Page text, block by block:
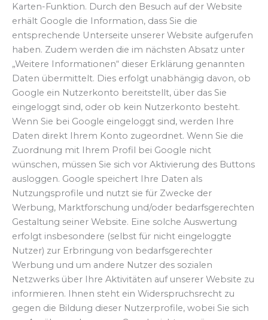
Karten-Funktion. Durch den Besuch auf der Website
erhält Google die Information, dass Sie die
entsprechende Unterseite unserer Website aufgerufen
haben. Zudem werden die im nächsten Absatz unter
„Weitere Informationen“ dieser Erklärung genannten
Daten übermittelt. Dies erfolgt unabhängig davon, ob
Google ein Nutzerkonto bereitstellt, über das Sie
eingeloggt sind, oder ob kein Nutzerkonto besteht.
Wenn Sie bei Google eingeloggt sind, werden Ihre
Daten direkt Ihrem Konto zugeordnet. Wenn Sie die
Zuordnung mit Ihrem Profil bei Google nicht
wünschen, müssen Sie sich vor Aktivierung des Buttons
ausloggen. Google speichert Ihre Daten als
Nutzungsprofile und nutzt sie für Zwecke der
Werbung, Marktforschung und/oder bedarfsgerechten
Gestaltung seiner Website. Eine solche Auswertung
erfolgt insbesondere (selbst für nicht eingeloggte
Nutzer) zur Erbringung von bedarfsgerechter
Werbung und um andere Nutzer des sozialen
Netzwerks über Ihre Aktivitäten auf unserer Website zu
informieren. Ihnen steht ein Widerspruchsrecht zu
gegen die Bildung dieser Nutzerprofile, wobei Sie sich